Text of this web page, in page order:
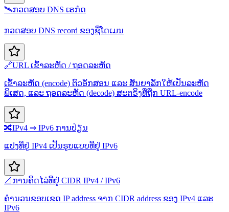
🛰️ກວດສອບ DNS ເຣກໍດ
ກວດສອບ DNS record ຂອງຊື່ໂດເມນ
🔗URL ເຂົ້າລະຫັດ / ຖອດລະຫັດ
ເຂົ້າລະຫັດ (encode) ຕົວອັກສອນ ແລະ ສັນຍາລັກໃຫ້ເປັນລະຫັດ
ພິເສດ, ແລະ ຖອດລະຫັດ (decode) ສະຕຣິງທີ່ຖືກ URL-encode
🔀IPv4 ⇒ IPv6 ການປ່ຽນ
ແປງທີ່ຢູ່ IPv4 ເປັນຮູບແບບທີ່ຢູ່ IPv6
📐 ການຄິດໄລ່ທີ່ຢູ່ CIDR IPv4 / IPv6
ຄຳນວນຂອບເຂດ IP address ຈາກ CIDR address ຂອງ IPv4 ແລະ
IPv6